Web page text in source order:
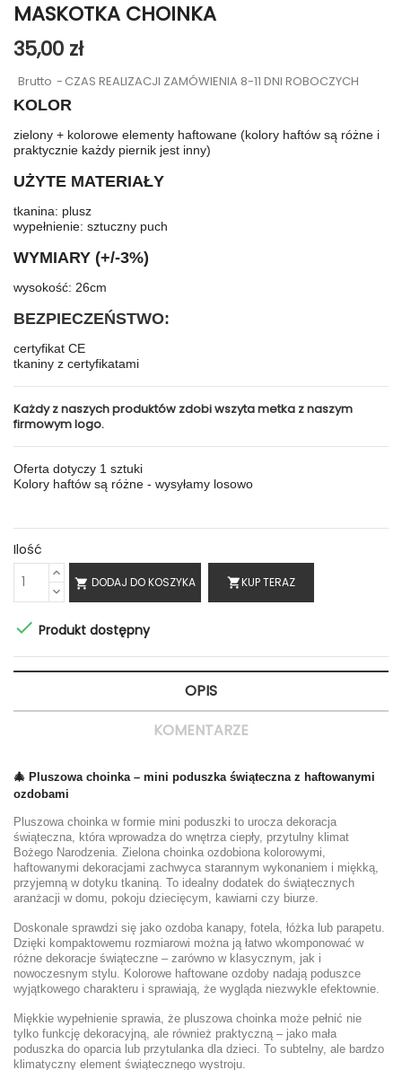
MASKOTKA CHOINKA
35,00 zł
Brutto CZAS REALIZACJI ZAMÓWIENIA 8-11 DNI ROBOCZYCH
KOLOR
zielony + kolorowe elementy haftowane (kolory haftów są różne i
praktycznie każdy piernik jest inny)
UŻYTE MATERIAŁY
tkanina: plusz
wypełnienie: sztuczny puch
WYMIARY (+/-3%)
wysokość: 26cm
BEZPIECZEŃSTWO:
certyfikat CE
tkaniny z certyfikatami
Każdy z naszych produktów zdobi wszyta metka z naszym
firmowym logo.
Oferta dotyczy 1 sztuki
Kolory haftów są różne - wysyłamy losowo
Ilość
 DODAJ DO KOSZYKA shopping_cartKUP TERAZ
 Produkt dostępny
OPIS
KOMENTARZE
🎄 Pluszowa choinka – mini poduszka świąteczna z haftowanymi
ozdobami
Pluszowa choinka w formie mini poduszki to urocza dekoracja
świąteczna, która wprowadza do wnętrza ciepły, przytulny klimat
Bożego Narodzenia. Zielona choinka ozdobiona kolorowymi,
haftowanymi dekoracjami zachwyca starannym wykonaniem i miękką,
przyjemną w dotyku tkaniną. To idealny dodatek do świątecznych
aranżacji w domu, pokoju dziecięcym, kawiarni czy biurze.
Doskonale sprawdzi się jako ozdoba kanapy, fotela, łóżka lub parapetu.
Dzięki kompaktowemu rozmiarowi można ją łatwo wkomponować w
różne dekoracje świąteczne – zarówno w klasycznym, jak i
nowoczesnym stylu. Kolorowe haftowane ozdoby nadają poduszce
wyjątkowego charakteru i sprawiają, że wygląda niezwykle efektownie.
Miękkie wypełnienie sprawia, że pluszowa choinka może pełnić nie
tylko funkcję dekoracyjną, ale również praktyczną – jako mała
poduszka do oparcia lub przytulanka dla dzieci. To subtelny, ale bardzo
klimatyczny element świątecznego wystroju.